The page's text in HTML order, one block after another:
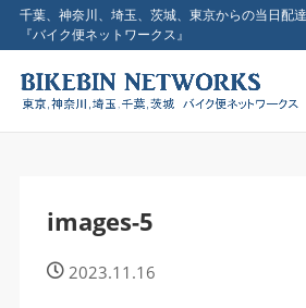
千葉、神奈川、埼玉、茨城、東京からの当日配達
『バイク便ネットワークス』
images-5
2023.11.16